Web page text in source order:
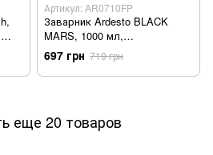
Артикул: AR0710FP
Заварник Ardesto BLACK
MARS, 1000 мл,
нержавеющая сталь, стекло
AR0710FP - Уцінка
697 грн 719 грн
еще 20 товаров